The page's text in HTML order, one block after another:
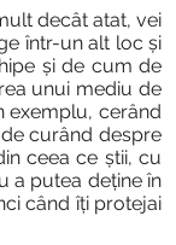
decât atat, vei
într-un alt loc și
și de cum de
unui mediu de
exemplu, cerând
curând despre
ceea ce știi, cu
a putea deține în
când îți protejai